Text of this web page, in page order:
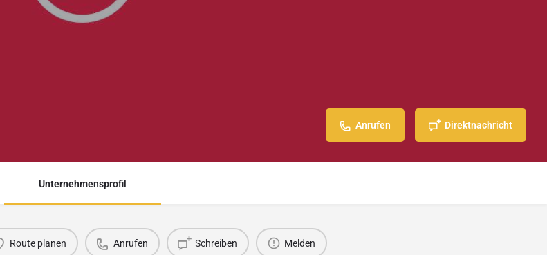
Anrufen Direktnachricht
Unternehmensprofil
Route planen Anrufen Schreiben Melden